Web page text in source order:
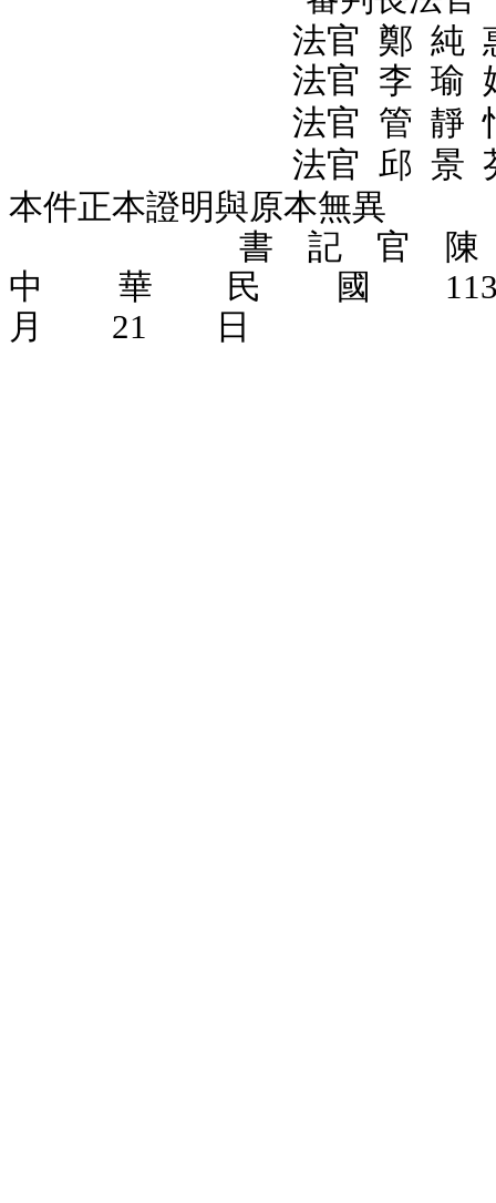
法官 鄭 純
法官 李 瑜
法官 管 靜
法官 邱 景
本件正本證明與原本無異
書 記 官 陳
中 華 民 國
月 21 日